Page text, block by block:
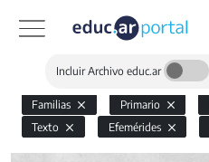
Incluir Archivo educ.ar
Familias Primario
Texto
Efemérides